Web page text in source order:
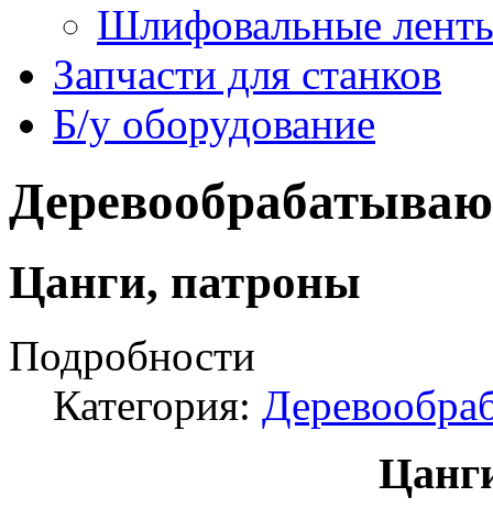
Шлифовальные
Запчасти для станков
Б/у оборудование
Цанги, патроны
Подробности
Категория: